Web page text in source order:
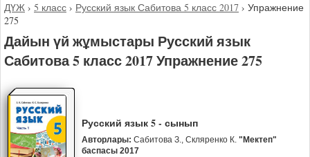
ДҮЖ › 5 класс › Русский язык Сабитова 5 класс 2017 › Упражнение
275
Дайын үй жұмыстары Русский язык
Сабитова 5 класс 2017 Упражнение 275
Русский язык 5 - сынып
Авторлары: Сабитова З., Скляренко К. "Мектеп"
баспасы 2017